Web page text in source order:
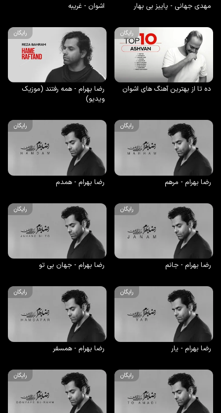
مهدی جهانی - پاییز بی بهار اشوان - غریبه
رایگان
ده تا از بهترین آهنگ های اشوان
رایگان
رضا بهرام - همه رفتند (موزیک
ویدیو)
رایگان
رضا بهرام - مرهم
رایگان
رضا بهرام - همدم
رایگان
رضا بهرام - جانم
رایگان
رضا بهرام - جهان بی تو
رایگان
رضا بهرام - یار
رایگان
رضا بهرام - همسفر
رایگان رایگان